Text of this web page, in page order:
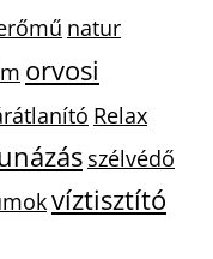
natur
orvosi
Relax
szélvédő
víztisztító